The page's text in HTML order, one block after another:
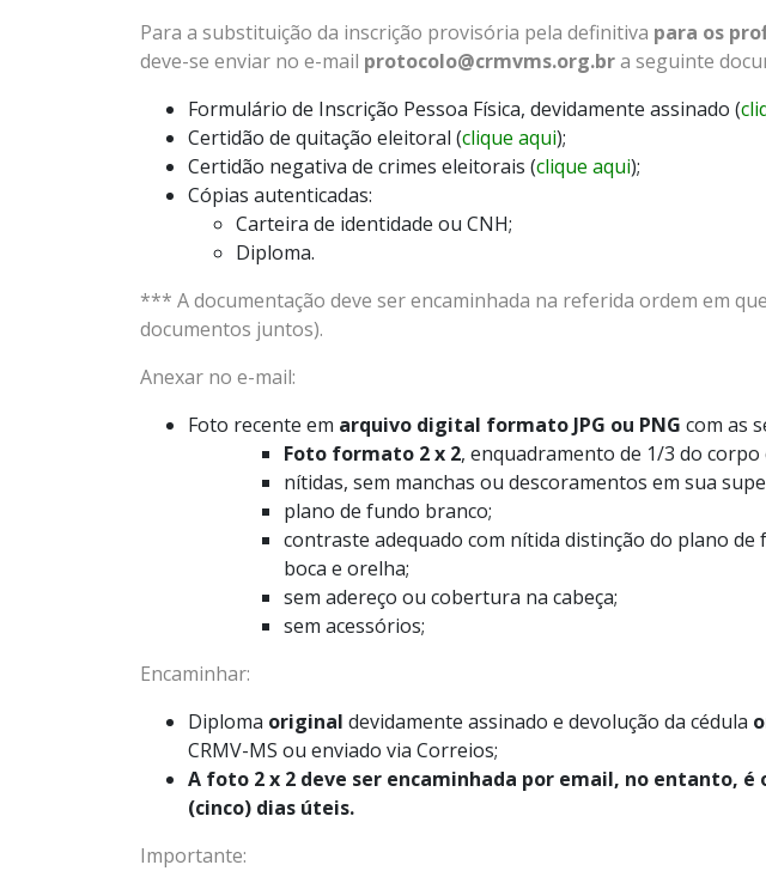
Para a substituição da inscrição provisória pela definitiva para os
deve-se enviar no e-mail protocolo@crmvms.org.bra seguinte
Formulário de Inscrição Pessoa Física, devidamente assinado (
Certidão de quitação eleitoral (clique aqui);
Certidão negativa de crimes eleitorais (clique aqui);
Cópias autenticadas:
Carteira de identidade ou CNH;
Diploma.
*** A documentação deve ser encaminhada na referida ordem em
documentos juntos).
Anexar no e-mail:
Foto recente em arquivo digital formato JPG ou PNG com as
Foto formato 2 x 2, enquadramento de 1/3 do corpo
nítidas, sem manchas ou descoramentos em sua
plano de fundo branco;
contraste adequado com nítida distinção do plano
boca e orelha;
sem adereço ou cobertura na cabeça;
sem acessórios;
Encaminhar:
Diploma original devidamente assinado e devolução da cédula
CRMV-MS ou enviado via Correios;
A foto 2 x 2 deve ser encaminhada por email, no entanto,
(cinco) dias úteis.
Importante: